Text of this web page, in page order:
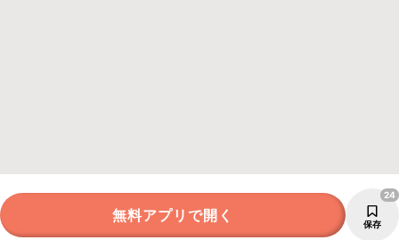
無料アプリで開く 保存
24